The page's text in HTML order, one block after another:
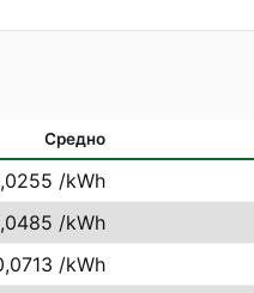
Средно
/kWh
/kWh
/kWh